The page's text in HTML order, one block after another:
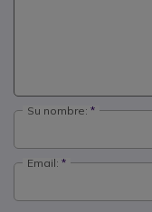
Su nombre:
Email: